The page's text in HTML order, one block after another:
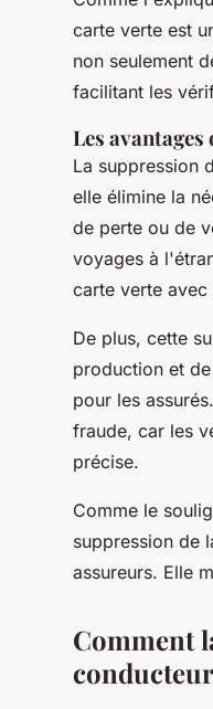
carte verte est
non seulement
facilitant les
Les
La suppression
elle élimine la
de perte ou de
voyages à
carte verte avec
De plus, cette
production et
pour les
fraude, car les
précise.
Comme le
suppression de
assureurs. Elle
Comment